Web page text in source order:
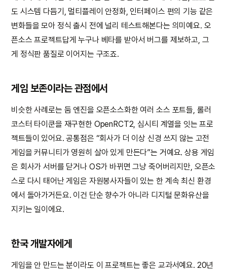
도 시스템 다듬기, 멀티플레이 안정화, 인터페이스 편의 기능 같은
변화들을 모아 정식 출시 전에 널리 테스트해본다는 의미예요. 오
픈소스 프로젝트답게 누구나 베타를 받아서 버그를 제보하고, 그
게 정식판 품질로 이어지는 구조죠.
게임 보존이라는 관점에서
비슷한 사례로는 둠 엔진을 오픈소스화한 여러 소스 포트들, 롤러
코스터 타이쿤을 재구현한 OpenRCT2, 심시티 계열을 잇는 프로
젝트들이 있어요. 공통점은 “회사가 더 이상 신경 쓰지 않는 고전
게임을 커뮤니티가 영원히 살아 있게 만든다”는 거예요. 상용 게임
은 회사가 서버를 닫거나 OS가 바뀌면 그냥 죽어버리지만, 오픈소
스로 다시 태어난 게임은 자원봉사자들이 있는 한 계속 최신 환경
에서 돌아가거든요. 이건 단순 향수가 아니라 디지털 문화유산을
지키는 일이에요.
한국 개발자에게
게임을 안 만드는 분이라도 이 프로젝트는 좋은 교과서예요. 20년